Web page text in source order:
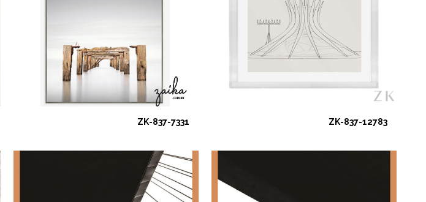
ZK-837-7331 ZK-837-12783